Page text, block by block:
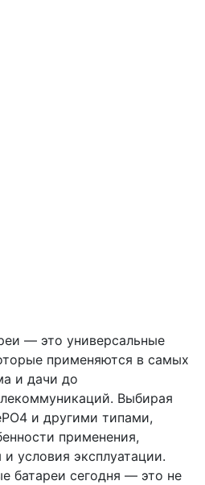
— это универсальные
применяются в самых
и дачи до
Выбирая
и другими типами,
применения,
условия эксплуатации.
батареи сегодня — это не